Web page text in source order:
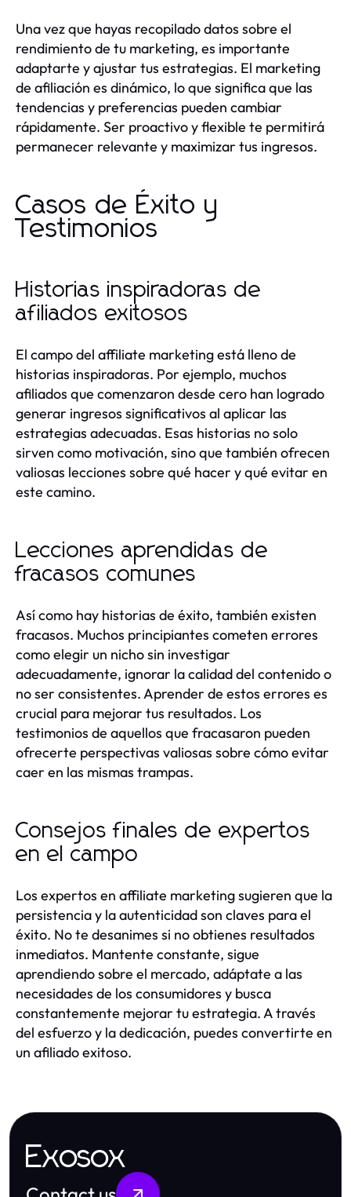
Una vez que hayas recopilado datos sobre el
rendimiento de tu marketing, es importante
adaptarte y ajustar tus estrategias. El marketing
de afiliación es dinámico, lo que significa que las
tendencias y preferencias pueden cambiar
rápidamente. Ser proactivo y flexible te permitirá
permanecer relevante y maximizar tus ingresos.
Casos de Éxito y
Testimonios
Historias inspiradoras de
afiliados exitosos
El campo del affiliate marketing está lleno de
historias inspiradoras. Por ejemplo, muchos
afiliados que comenzaron desde cero han logrado
generar ingresos significativos al aplicar las
estrategias adecuadas. Esas historias no solo
sirven como motivación, sino que también ofrecen
valiosas lecciones sobre qué hacer y qué evitar en
este camino.
Lecciones aprendidas de
fracasos comunes
Así como hay historias de éxito, también existen
fracasos. Muchos principiantes cometen errores
como elegir un nicho sin investigar
adecuadamente, ignorar la calidad del contenido o
no ser consistentes. Aprender de estos errores es
crucial para mejorar tus resultados. Los
testimonios de aquellos que fracasaron pueden
ofrecerte perspectivas valiosas sobre cómo evitar
caer en las mismas trampas.
Consejos finales de expertos
en el campo
Los expertos en affiliate marketing sugieren que la
persistencia y la autenticidad son claves para el
éxito. No te desanimes si no obtienes resultados
inmediatos. Mantente constante, sigue
aprendiendo sobre el mercado, adáptate a las
necesidades de los consumidores y busca
constantemente mejorar tu estrategia. A través
del esfuerzo y la dedicación, puedes convertirte en
un afiliado exitoso.
Exosox